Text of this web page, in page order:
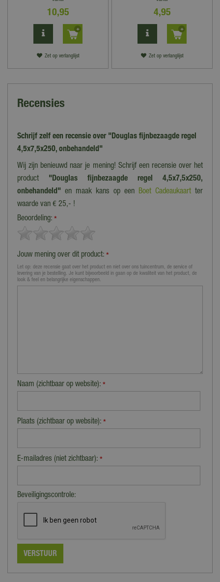
10,95
Zet op verlanglijst
4,95
Zet op verlanglijst
Recensies
Schrijf zelf een recensie over "Douglas fijnbezaagde regel
4,5x7,5x250, onbehandeld"
Wij zijn benieuwd naar je mening! Schrijf een recensie over het
product "Douglas fijnbezaagde regel 4,5x7,5x250,
onbehandeld" en maak kans op een Boet Cadeaukaart ter
waarde van € 25,- !
Beoordeling: *
Jouw mening over dit product: *
Let op: deze recensie gaat over het product en niet over ons tuincentrum, de service of
levering van je bestelling. Je kunt bijvoorbeeld in gaan op de kwaliteit van het product, de
look & feel en belangrijke eigenschappen.
Naam (zichtbaar op website): *
Plaats (zichtbaar op website): *
E-mailadres (niet zichtbaar): *
Beveiligingscontrole: